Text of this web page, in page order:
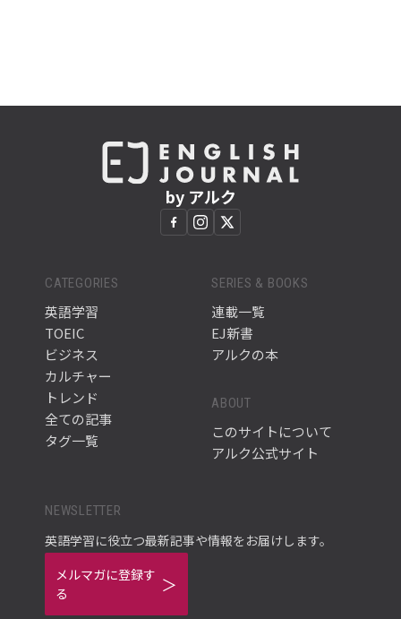
by アルク
CATEGORIES
英語学習
TOEIC
ビジネス
カルチャー
トレンド
全ての記事
タグ一覧
SERIES & BOOKS
連載一覧
EJ新書
アルクの本
ABOUT
このサイトについて
アルク公式サイト
NEWSLETTER
英語学習に役立つ最新記事や情報をお届けします。
メルマガに登録す
る